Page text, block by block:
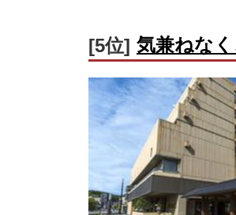
[5位] 気兼ねな